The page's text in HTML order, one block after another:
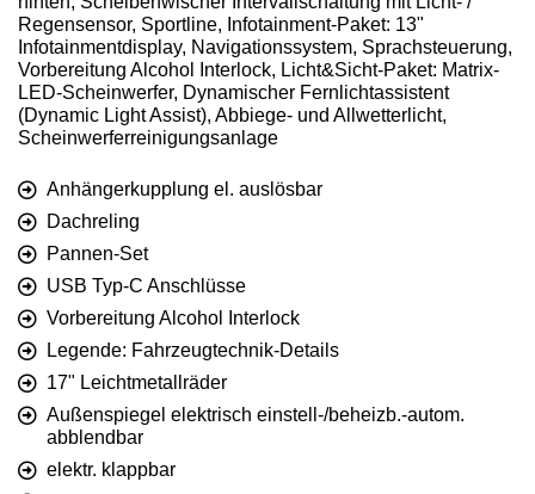
Regensensor, Sportline, Infotainment-Paket: 13"
Infotainmentdisplay, Navigationssystem, Sprachsteuerung,
Vorbereitung Alcohol Interlock, Licht&Sicht-Paket: Matrix-
LED-Scheinwerfer, Dynamischer Fernlichtassistent
(Dynamic Light Assist), Abbiege- und Allwetterlicht,
Scheinwerferreinigungsanlage
Anhängerkupplung el. auslösbar
Dachreling
Pannen-Set
USB Typ-C Anschlüsse
Vorbereitung Alcohol Interlock
Legende: Fahrzeugtechnik-Details
17" Leichtmetallräder
Außenspiegel elektrisch einstell-/beheizb.-autom.
abblendbar
elektr. klappbar